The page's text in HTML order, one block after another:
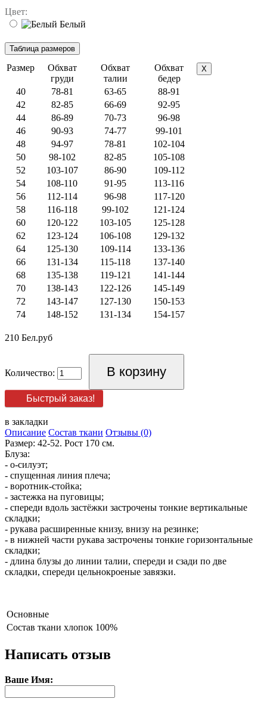
Цвет:
Белый
Размер
Обхват
груди
Обхват
талии
Обхват
бедер
X
40 78-81 63-65
88-91
42
82-85 66-69
92-95
44
86-89 70-73
96-98
46
90-93 74-77
99-101
48
94-97 78-81
102-104
50
98-102 82-85
105-108
52
103-107 86-90
109-112
54
108-110 91-95
113-116
56
112-114 96-98
117-120
58
116-118 99-102
121-124
60
120-122 103-105
125-128
62
123-124 106-108
129-132
64
125-130 109-114
133-136
66
131-134 115-118
137-140
68
135-138 119-121
141-144
70
138-143 122-126
145-149
72
143-147 127-130
150-153
74
148-152 131-134 154-157
210 Бел.руб
Количество:
Быстрый заказ!
в закладки
Описание Состав ткани Отзывы (0)
Размер: 42-52. Рост 170 см.
Блуза:
- о-силуэт;
- спущенная линия плеча;
- воротник-стойка;
- застежка на пуговицы;
- спереди вдоль застёжки застрочены тонкие вертикальные
складки;
- рукава расширенные книзу, внизу на резинке;
- в нижней части рукава застрочены тонкие горизонтальные
складки;
- длина блузы до линии талии, спереди и сзади по две
складки, спереди цельнокроеные завязки.
Основные
Состав ткани хлопок 100%
Написать отзыв
Ваше Имя: